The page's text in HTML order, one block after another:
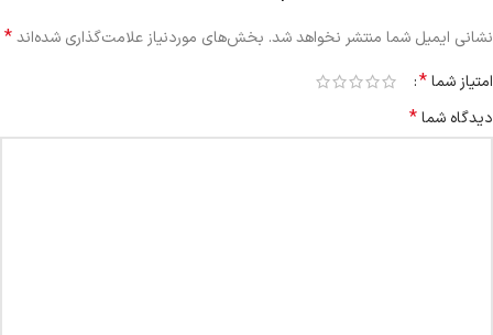
نشانی ایمیل شما منتشر نخواهد شد. بخش‌های موردنیاز علامت‌گذاری شده‌اند*
امتیاز شما*
دیدگاه شما*